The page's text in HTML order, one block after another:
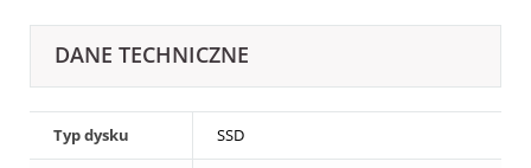
DANE TECHNICZNE
Typ dysku SSD